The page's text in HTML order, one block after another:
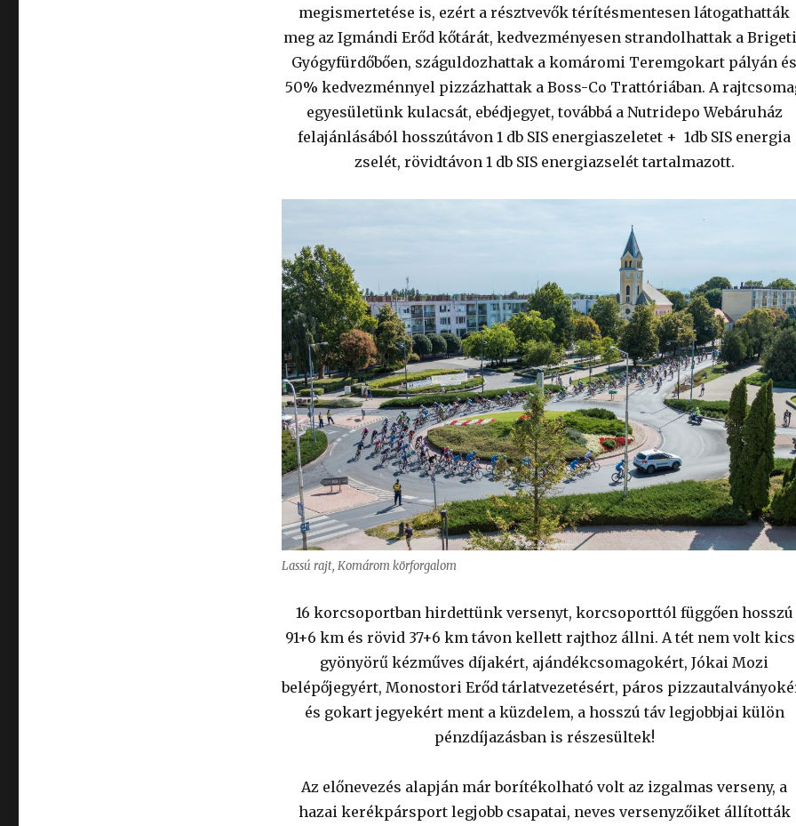
megismertetése is, ezért a résztvevők térítésmentesen látogathatták
meg az Igmándi Erőd kőtárát, kedvezményesen strandolhattak a
Gyógyfürdőbően, száguldozhattak a komáromi Teremgokart pályán
50% kedvezménnyel pizzázhattak a Boss-Co Trattóriában. A
egyesületünk kulacsát, ebédjegyet, továbbá a Nutridepo Webáruház
felajánlásából hosszútávon 1 db SIS energiaszeletet + 1db SIS energia
zselét, rövidtávon 1 db SIS energiazselét tartalmazott.
Lassú rajt, Komárom körforgalom
16 korcsoportban hirdettünk versenyt, korcsoporttól függően hosszú
91+6 km és rövid 37+6 km távon kellett rajthoz állni. A tét nem volt
gyönyörű kézműves díjakért, ajándékcsomagokért, Jókai Mozi
belépőjegyért, Monostori Erőd tárlatvezetésért, páros
és gokart jegyekért ment a küzdelem, a hosszú táv legjobbjai külön
pénzdíjazásban is részesültek!
Az előnevezés alapján már borítékolható volt az izgalmas verseny, a
hazai kerékpársport legjobb csapatai, neves versenyzőiket állították